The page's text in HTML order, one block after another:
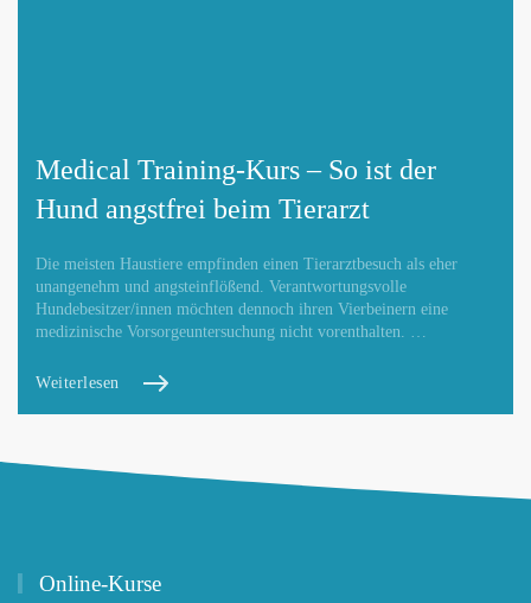
Medical Training-Kurs – So ist der
Hund angstfrei beim Tierarzt
Die meisten Haustiere empfinden einen Tierarztbesuch als eher
unangenehm und angsteinflößend. Verantwortungsvolle
Hundebesitzer/innen möchten dennoch ihren Vierbeinern eine
medizinische Vorsorgeuntersuchung nicht vorenthalten. …
Weiterlesen
Online-Kurse